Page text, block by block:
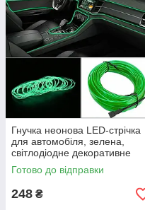
Гнучка неонова LED-стрічка
для автомобіля, зелена,
світлодіодне декоративне
підсвічування для салону
авто, 5 метрів, молдинг з USB
Готово до відправки
248 ₴